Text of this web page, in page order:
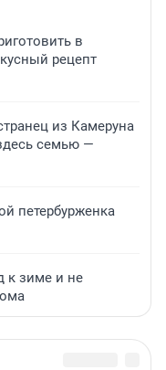
в
рецепт
из Камеруна
семью —
петербурженка
к зиме и не